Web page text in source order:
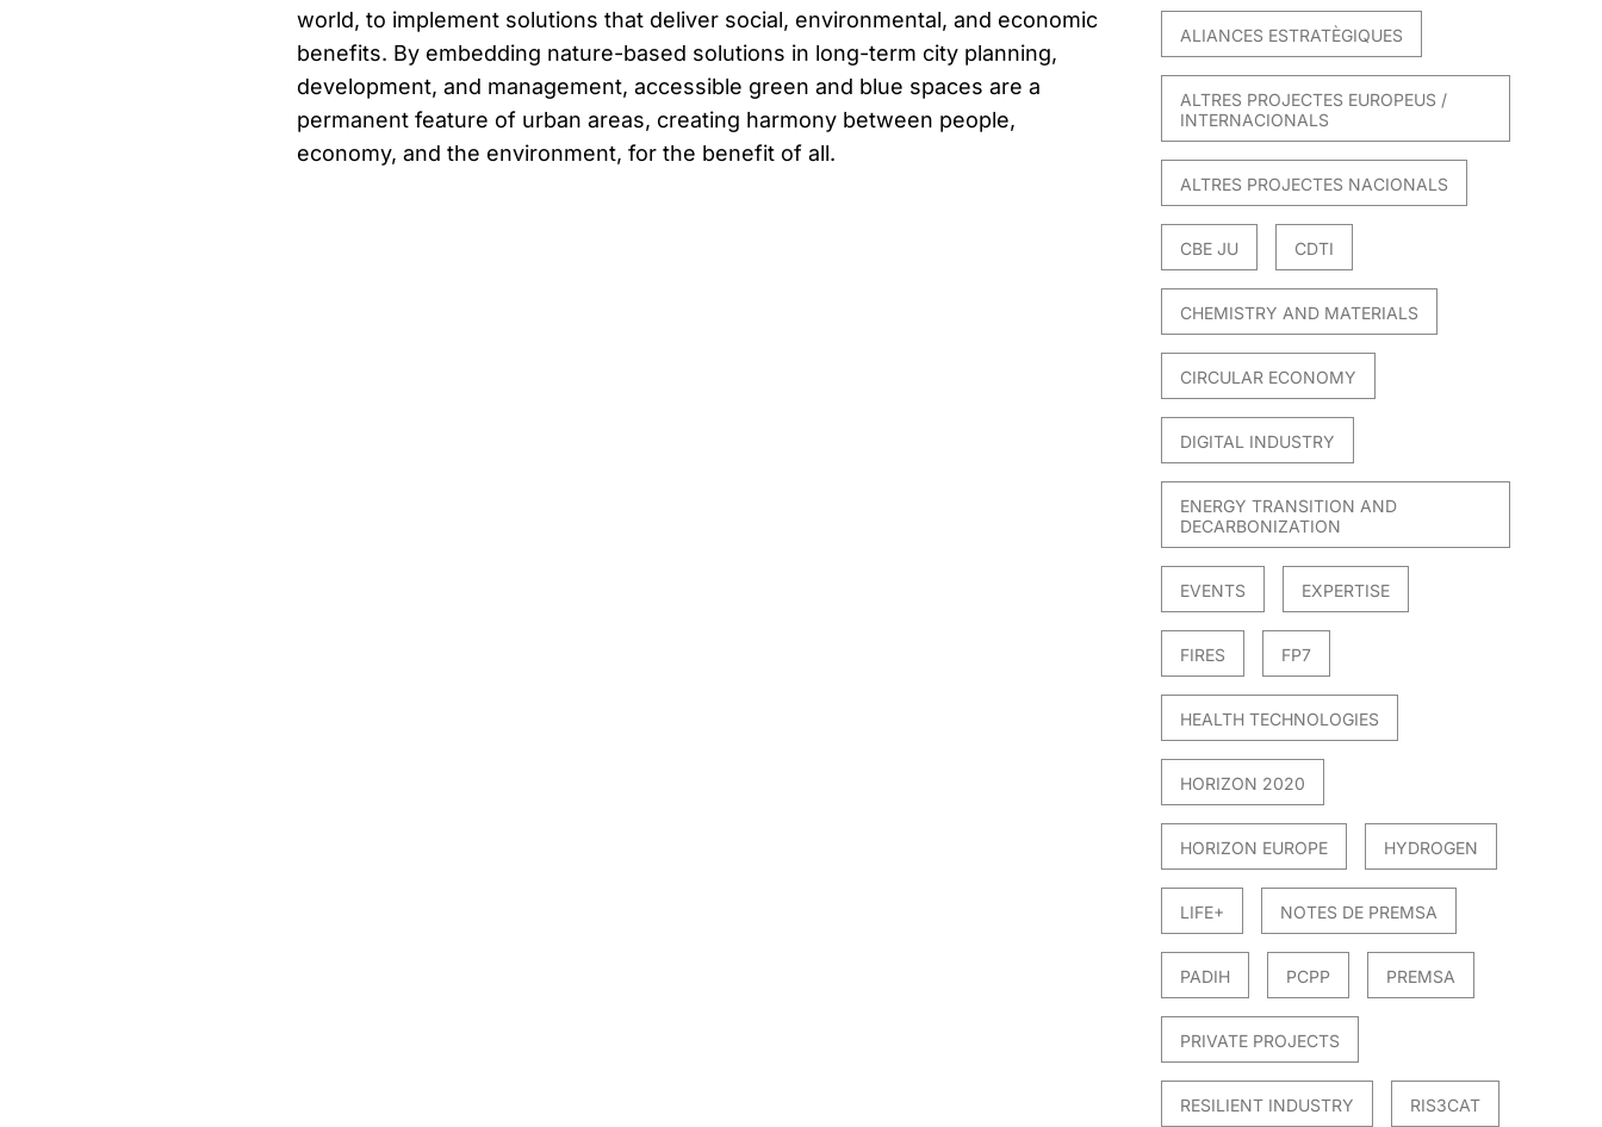
world, to implement solutions that deliver social, environmental, and economic
benefits. By embedding nature-based solutions in long-term city planning,
development, and management, accessible green and blue spaces are a
permanent feature of urban areas, creating harmony between people,
economy, and the environment, for the benefit of all.
ALIANCES ESTRATÈGIQUES
ALTRES PROJECTES EUROPEUS /
INTERNACIONALS
ALTRES PROJECTES NACIONALS
CBE JU CDTI
CHEMISTRY AND MATERIALS
CIRCULAR ECONOMY
DIGITAL INDUSTRY
ENERGY TRANSITION AND
DECARBONIZATION
EVENTS EXPERTISE
FIRES FP7
HEALTH TECHNOLOGIES
HORIZON 2020
HORIZON EUROPE HYDROGEN
LIFE+ NOTES DE PREMSA
PADIH PCPP PREMSA
PRIVATE PROJECTS
RESILIENT INDUSTRY RIS3CAT